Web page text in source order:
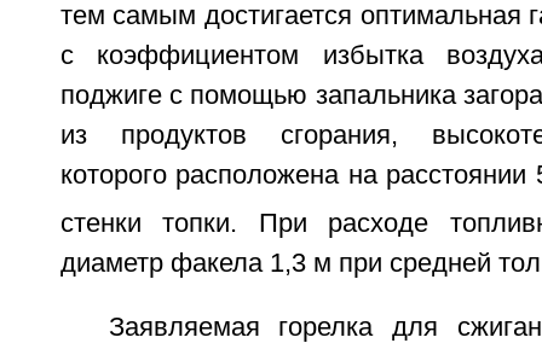
тем самым достигается оптимальная
с коэффициентом избытка
поджиге с помощью запальника
из продуктов сгорания,
которого расположена на
стенки топки. При расходе
диаметр факела 1,3 м при средней
Заявляемая горелка для